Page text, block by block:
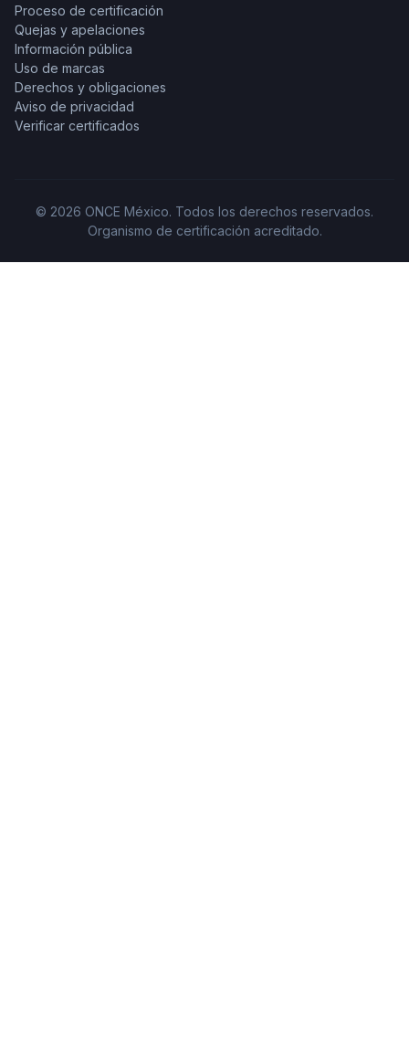
Proceso de certificación
Quejas y apelaciones
Información pública
Uso de marcas
Derechos y obligaciones
Aviso de privacidad
Verificar certificados
© 2026 ONCE México. Todos los derechos reservados.
Organismo de certificación acreditado.